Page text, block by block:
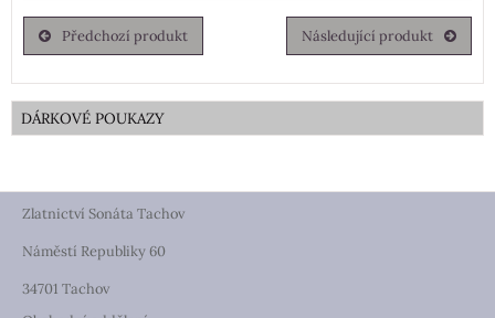
Předchozí produkt Následující produkt
DÁRKOVÉ POUKAZY
Zlatnictví Sonáta Tachov
Náměstí Republiky 60
34701 Tachov